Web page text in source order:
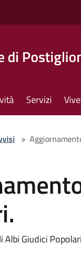
di
Servizi
>
Giudici